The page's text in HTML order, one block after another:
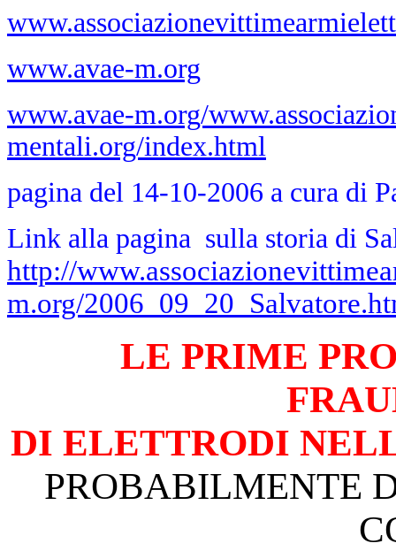
www.avae-m.org
www.avae-m.org/
mentali.org/index.html
pagina del 14-10-2006 a cura di
Link alla pagina sulla storia di
http://
m.org/
LE PRIME
DI ELETTRODI
PROBABILMENTE